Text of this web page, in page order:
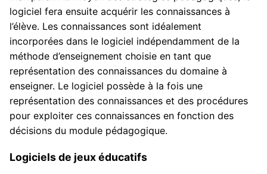
logiciel fera ensuite acquérir les connaissances à
l’élève. Les connaissances sont idéalement
incorporées dans le logiciel indépendamment de la
méthode d’enseignement choisie en tant que
représentation des connaissances du domaine à
enseigner. Le logiciel possède à la fois une
représentation des connaissances et des procédures
pour exploiter ces connaissances en fonction des
décisions du module pédagogique.
Logiciels de jeux éducatifs